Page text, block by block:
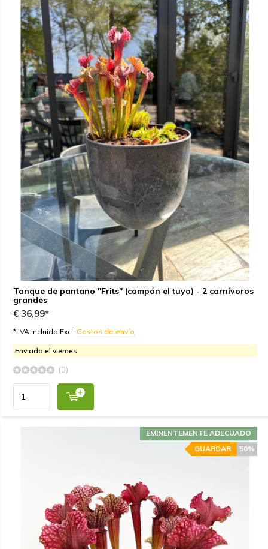
Tanque de pantano "Frits" (compón el tuyo) - 2 carnívoros
grandes
€ 36,99*
* IVA incluido Excl. Gastos de envío
Enviado el viernes
(0)
EMINENTEMENTE ADECUADO
50%
GUARDAR